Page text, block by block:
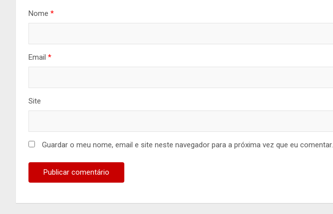
Nome *
Email *
Site
Guardar o meu nome, email e site neste navegador para a próxima vez que eu comentar.